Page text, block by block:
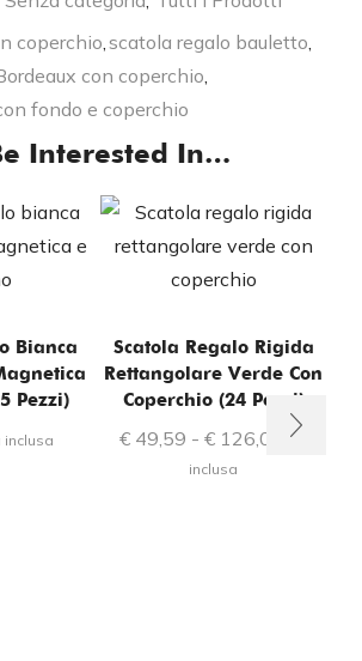
coperchio,scatola regalo bauletto,
con coperchio,
fondo e coperchio
Interested In…
Bianca
Pezzi)
inclusa
Scatola Regalo Rigida
Rettangolare Verde Con
Coperchio (24 Pezzi)
€49,59 - €126,08
iva
inclusa